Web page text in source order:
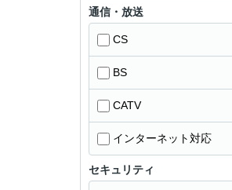
通信・放送
CS
BS
CATV
インターネット対応
セキュリティ